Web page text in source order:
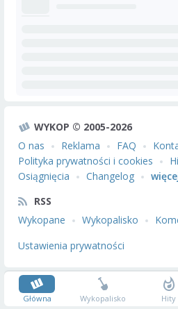
WYKOP © 2005-2026
O nas
Reklama FAQ
Polityka prywatności i cookies
Osiągnięcia
Changelog
RSS
Wykopane
Wykopalisko
Ustawienia prywatności
Główna Wykopalisko Hity